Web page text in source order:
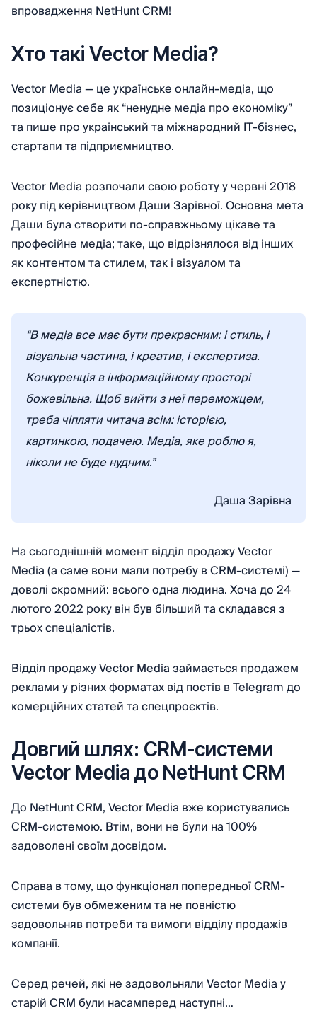
впровадження NetHunt CRM!
Хто такі Vector Media?
Vector Media — це українське онлайн-медіа, що
позиціонує себе як “ненудне медіа про економіку”
та пише про український та міжнародний ІТ-бізнес,
стартапи та підприємництво.
Vector Media розпочали свою роботу у червні 2018
року під керівництвом Даши Зарівної. Основна мета
Даши була створити по-справжньому цікаве та
професійне медіа; таке, що відрізнялося від інших
як контентом та стилем, так і візуалом та
експертністю.
“В медіа все має бути прекрасним: і стиль, і
візуальна частина, і креатив, і експертиза.
Конкуренція в інформаційному просторі
божевільна. Щоб вийти з неї переможцем,
треба чіпляти читача всім: історією,
картинкою, подачею. Медіа, яке роблю я,
ніколи не буде нудним.”
Даша Зарівна
На сьогоднішній момент відділ продажу Vector
Media (а саме вони мали потребу в CRM-системі) —
доволі скромний: всього одна людина. Хоча до 24
лютого 2022 року він був більший та складався з
трьох спеціалістів.
Відділ продажу Vector Media займається продажем
реклами у різних форматах від постів в Telegram до
комерційних статей та спецпроєктів.
Довгий шлях: CRM-системи
Vector Media до NetHunt CRM
До NetHunt CRM, Vector Media вже користувались
CRM-системою. Втім, вони не були на 100%
задоволені своїм досвідом.
Справа в тому, що функціонал попередньої CRM-
системи був обмеженим та не повністю
задовольняв потреби та вимоги відділу продажів
компанії.
Серед речей, які не задовольняли Vector Media у
старій CRM були насамперед наступні…